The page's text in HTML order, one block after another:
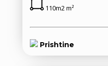
110m2 m²
Prishtine